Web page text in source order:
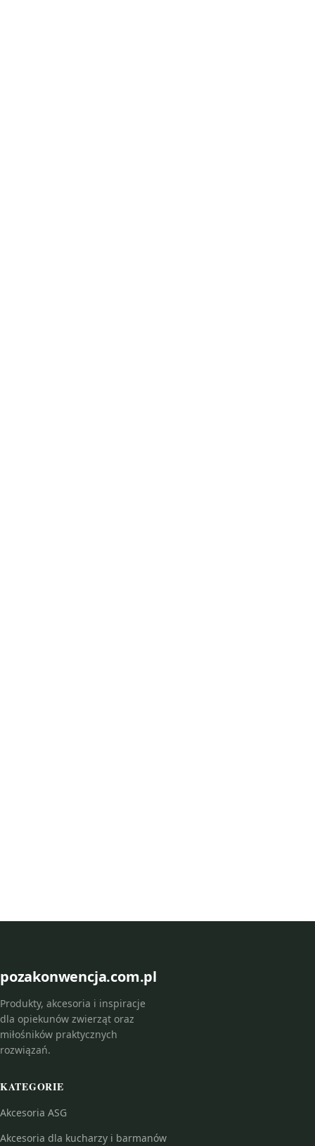
pozakonwencja.com.pl
Produkty, akcesoria i inspiracje
dla opiekunów zwierząt oraz
miłośników praktycznych
rozwiązań.
KATEGORIE
Akcesoria ASG
Akcesoria dla kucharzy i barmanów